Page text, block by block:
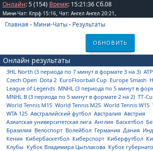
Онлайн: 5 (154) Время: 15:21:36Сб.08
Мини-Чат: Кпрф 15:16, Чат: Ангел Ангел 20:21 ,
Главная - Мини-Чаты- Результаты
ОБНОВИТЬ
Онлайн результаты
3HL North (3 периода по 7 минут в формате 3 на 3)
Czech Open Dota 2 EuroFloorball Cup Europe Smash
League of Legends MNHL (3 периода по 5 минут в
MNHL B (3 периода по 5 минут в формате 2 на 2) TT-
World Tennis M15 World Tennis M25 World Tennis W15
WTA 125 Австралийский футбол Австралия Австрия
Азиатская университетская лига Англия Баскетбол
Бразилия Велоспорт Волейбол Германия Дания
Кения Кибербаскетбол Киберспорт Киберфутбол
Клубы Кубок Владимира Цыплакова Кубок